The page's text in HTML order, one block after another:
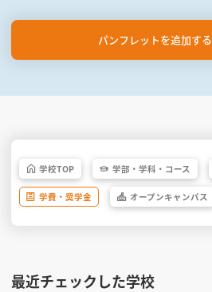
パンフレットを追加する
学校TOP 学部・ 学科・ コース
学費・ 奨学金 オープンキャンパス
最近チェックした学校